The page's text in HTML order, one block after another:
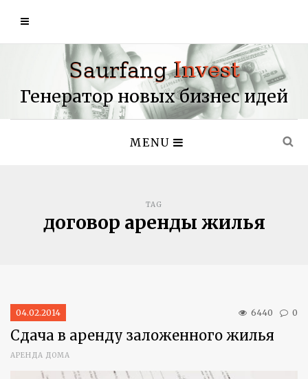
Генератор новых бизнес идей
MENU
TAG
договор аренды жилья
04.02.2014 6440 0
Сдача в аренду заложенного жилья
АРЕНДА ДОМА